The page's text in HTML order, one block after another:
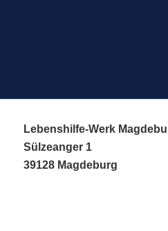
Lebenshilfe-Werk
Sülzeanger 1
39128 Magdeburg